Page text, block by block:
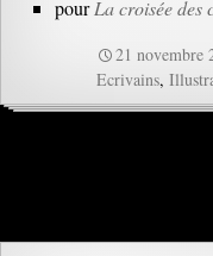
pourLa croisée des
21 novembre
Ecrivains,